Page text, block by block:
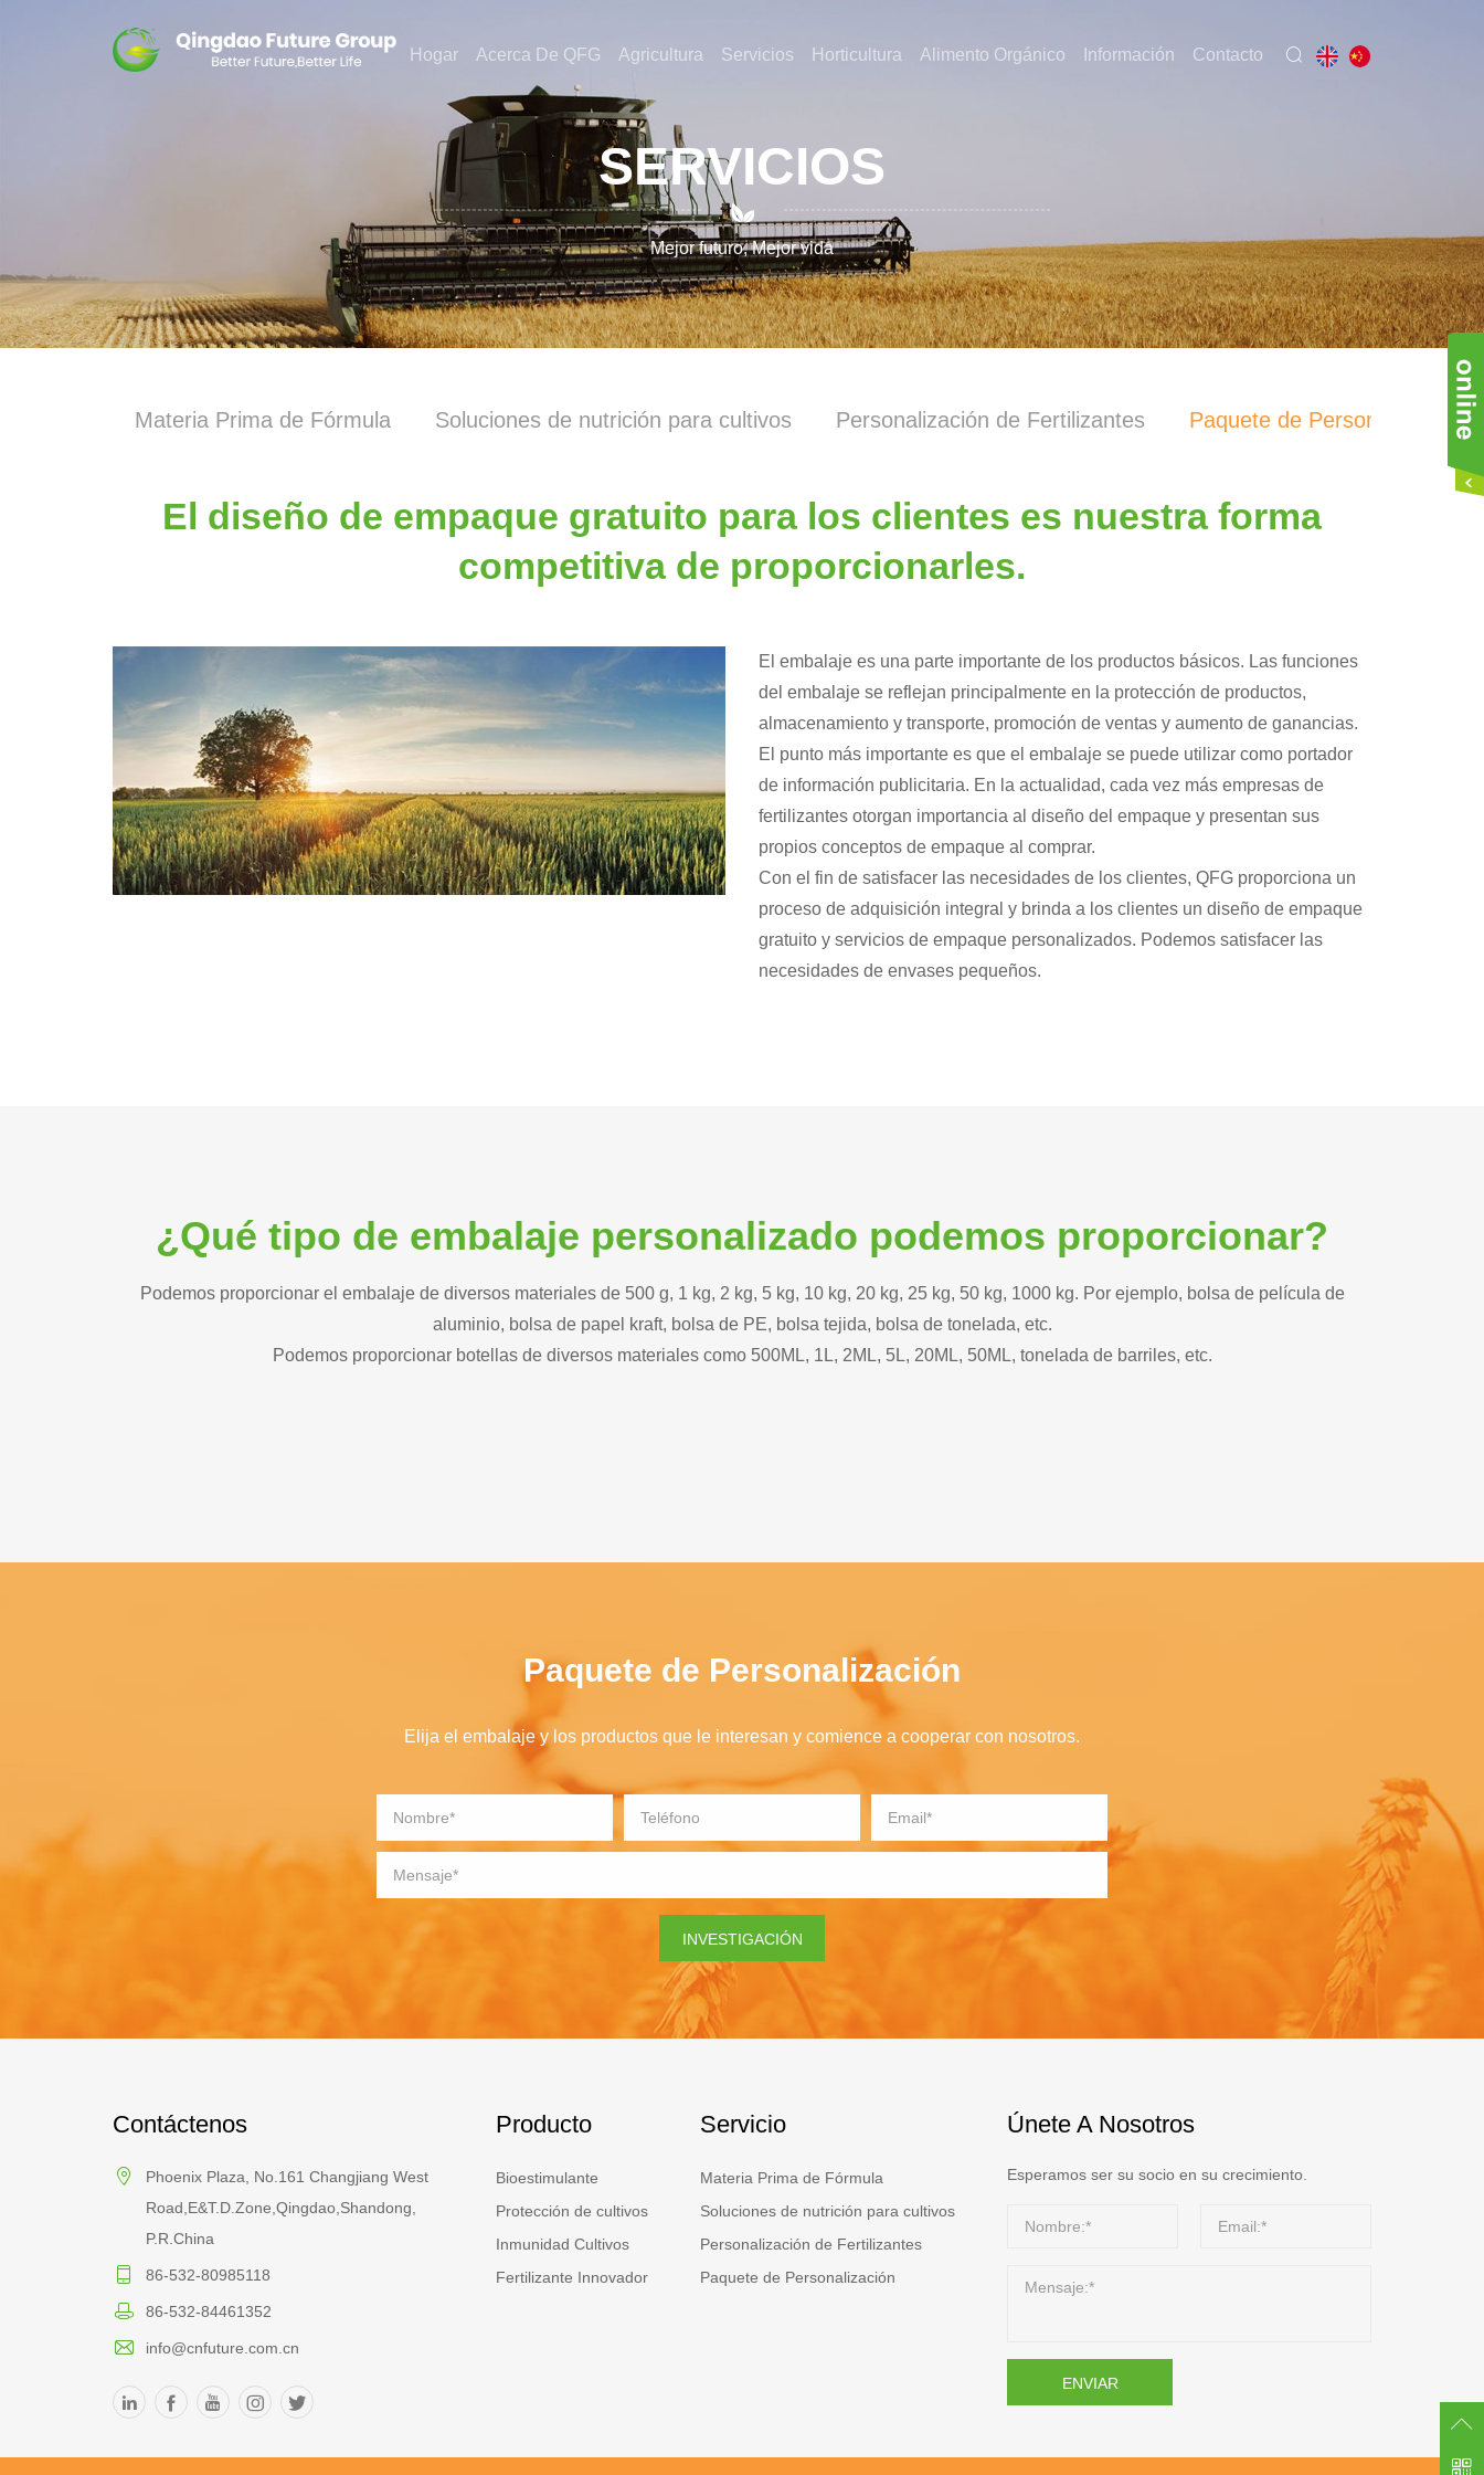
Hogar Acerca De QFG Agricultura Servicios Horticultura Alimento Orgánico Información Contacto
SERVICIOS

Mejor futuro, Mejor vida
Materia Prima de Fórmula Soluciones de nutrición para cultivos Personalización de Fertilizantes Paquete de Personalización
El diseño de empaque gratuito para los clientes es nuestra forma
competitiva de proporcionarles.
El embalaje es una parte importante de los productos básicos. Las funciones
del embalaje se reflejan principalmente en la protección de productos,
almacenamiento y transporte, promoción de ventas y aumento de ganancias.
El punto más importante es que el embalaje se puede utilizar como portador
de información publicitaria. En la actualidad, cada vez más empresas de
fertilizantes otorgan importancia al diseño del empaque y presentan sus
propios conceptos de empaque al comprar.
Con el fin de satisfacer las necesidades de los clientes, QFG proporciona un
proceso de adquisición integral y brinda a los clientes un diseño de empaque
gratuito y servicios de empaque personalizados. Podemos satisfacer las
necesidades de envases pequeños.
¿Qué tipo de embalaje personalizado podemos proporcionar?
Podemos proporcionar el embalaje de diversos materiales de 500 g, 1 kg, 2 kg, 5 kg, 10 kg, 20 kg, 25 kg, 50 kg, 1000 kg. Por ejemplo, bolsa de película de
aluminio, bolsa de papel kraft, bolsa de PE, bolsa tejida, bolsa de tonelada, etc.
Podemos proporcionar botellas de diversos materiales como 500ML, 1L, 2ML, 5L, 20ML, 50ML, tonelada de barriles, etc.
Paquete de Personalización
Elija el embalaje y los productos que le interesan y comience a cooperar con nosotros.
INVESTIGACIÓN
Contáctenos
Phoenix Plaza, No.161 Changjiang West
Road,E&T.D.Zone,Qingdao,Shandong,
P.R.China
86-532-80985118
86-532-84461352
info@cnfuture.com.cn
Producto
Bioestimulante
Protección de cultivos
Inmunidad Cultivos
Fertilizante Innovador
Servicio
Materia Prima de Fórmula
Soluciones de nutrición para cultivos
Personalización de Fertilizantes
Paquete de Personalización
Únete A Nosotros
Esperamos ser su socio en su crecimiento.
ENVIAR